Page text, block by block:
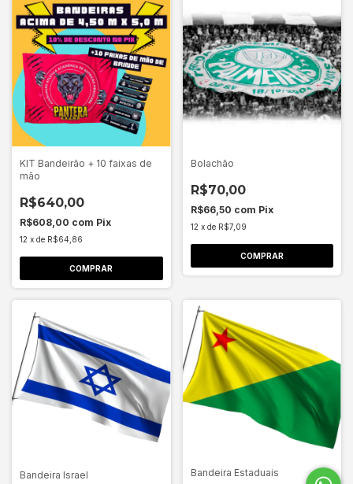
KIT Bandeirão + 10 faixas de
mão
R$640,00
R$608,00 com Pix
12 x de R$64,86
COMPRAR
Bolachão
R$70,00
R$66,50 com Pix
12 x de R$7,09
COMPRAR
Bandeira Israel Bandeira Estaduais